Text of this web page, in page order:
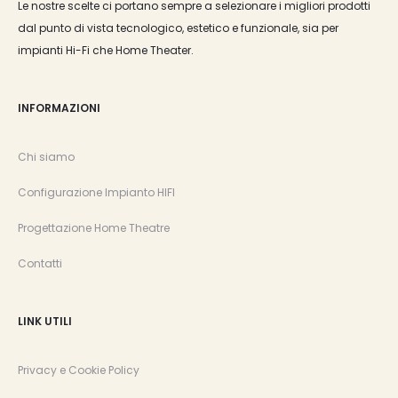
Le nostre scelte ci portano sempre a selezionare i migliori prodotti
dal punto di vista tecnologico, estetico e funzionale, sia per
impianti Hi-Fi che Home Theater.
INFORMAZIONI
Chi siamo
Configurazione Impianto HIFI
Progettazione Home Theatre
Contatti
LINK UTILI
Privacy e Cookie Policy